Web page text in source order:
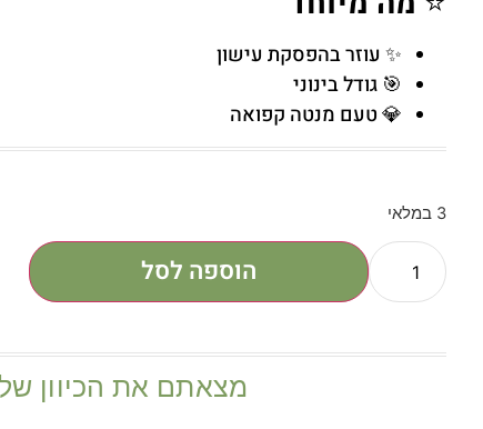
✨ עוזר בהפסקת עישון
🎯 גודל בינוני
💎 טעם מנטה קפואה
3 במלאי
הוספה לסל
מצאתם את הכיוון